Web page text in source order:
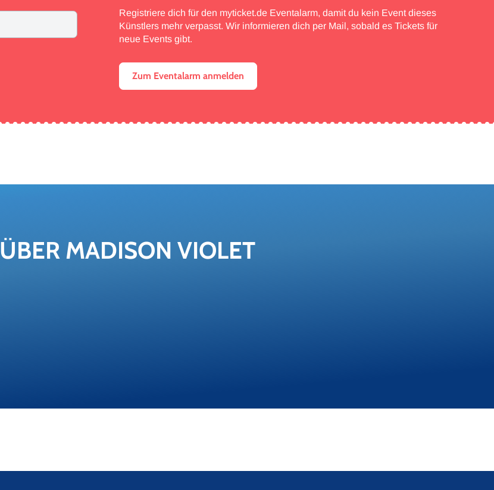
Registriere dich für den myticket.de Eventalarm, damit du kein Event dieses
Künstlers mehr verpasst. Wir informieren dich per Mail, sobald es Tickets für
neue Events gibt.
Zum Eventalarm anmelden
ÜBER MA­DI­SON VIO­LET